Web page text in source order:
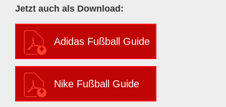
Jetzt auch als Download:
Adidas Fußball Guide
Nike Fußball Guide